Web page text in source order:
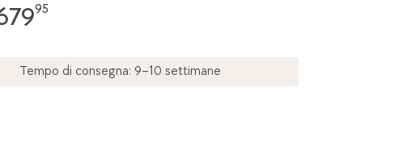
95
Tempo di consegna: 9–10 settimane